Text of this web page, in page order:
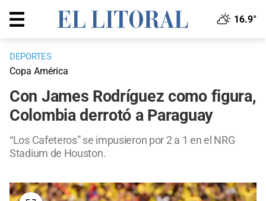
16.9°
DEPORTES
Copa América
Con James Rodríguez como figura,
Colombia derrotó a Paraguay
“Los Cafeteros” se impusieron por 2 a 1 en el NRG
Stadium de Houston.